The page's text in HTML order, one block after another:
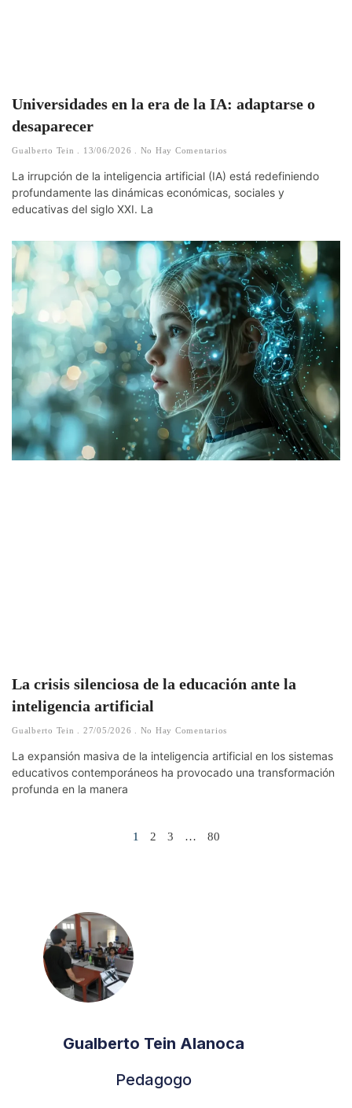
Universidades en la era de la IA: adaptarse o
desaparecer
Gualberto Tein 13/06/2026 No Hay Comentarios
La irrupción de la inteligencia artificial (IA) está redefiniendo
profundamente las dinámicas económicas, sociales y
educativas del siglo XXI. La
La crisis silenciosa de la educación ante la
inteligencia artificial
Gualberto Tein 27/05/2026 No Hay Comentarios
La expansión masiva de la inteligencia artificial en los sistemas
educativos contemporáneos ha provocado una transformación
profunda en la manera
1 2 3 … 80
Gualberto Tein Alanoca
Pedagogo